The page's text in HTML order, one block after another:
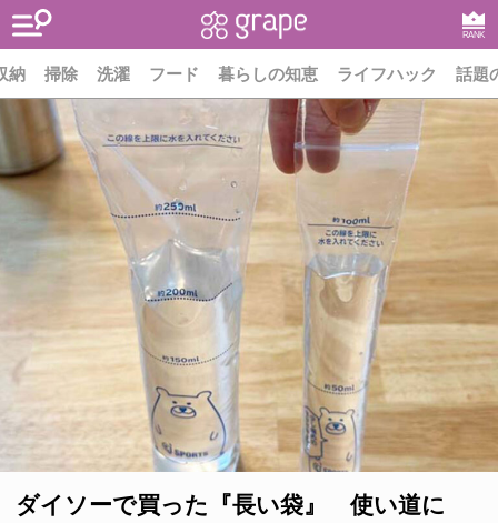
RANK
納 掃除 洗濯 フード 暮らしの知恵 ライフハック 話題
ダイソーで買った『長い袋』 使い道に